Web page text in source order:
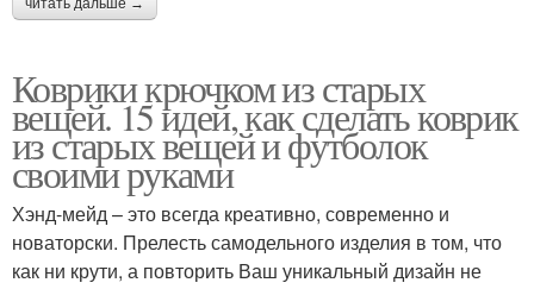
читать дальше →
Коврики крючком из старых
вещей. 15 идей, как сделать коврик
из старых вещей и футболок
своими руками
Хэнд-мейд – это всегда креативно, современно и
новаторски. Прелесть самодельного изделия в том, что
как ни крути, а повторить Ваш уникальный дизайн не